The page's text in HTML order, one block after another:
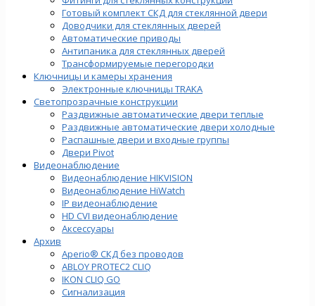
Готовый комплект СКД для стеклянной двери
Доводчики для стеклянных дверей
Автоматические приводы
Антипаника для стеклянных дверей
Трансформируемые перегородки
Ключницы и камеры хранения
Электронные ключницы TRAKA
Светопрозрачные конструкции
Раздвижные автоматические двери теплые
Раздвижные автоматические двери холодные
Распашные двери и входные группы
Двери Pivot
Видеонаблюдение
Видеонаблюдение HIKVISION
Видеонаблюдение HiWatch
IP видеонаблюдение
HD CVI видеонаблюдение
Аксессуары
Архив
Aperio® СКД без проводов
ABLOY PROTEC2 CLIQ
IKON CLIQ GO
Сигнализация